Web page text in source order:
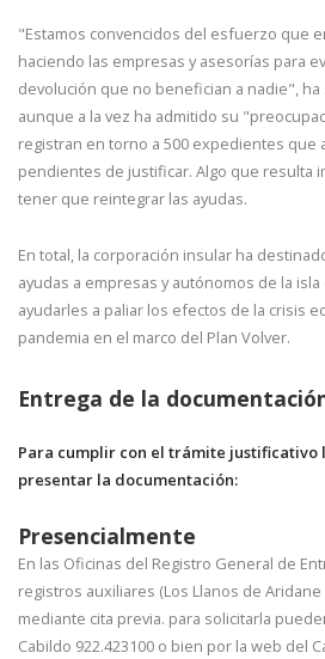
"Estamos convencidos del esfuerzo que
haciendo las empresas y asesorías para
devolución que no benefician a nadie",
aunque a la vez ha admitido su
registran en torno a 500 expedientes que
pendientes de justificar. Algo que resulta
tener que reintegrar las ayudas.
En total, la corporación insular ha
ayudas a empresas y autónomos de la
ayudarles a paliar los efectos de la crisis
pandemia en el marco del Plan Volver.
Entrega de la
Para cumplir con el trámite justificativo
presentar la documentación:
Presencialmente
En las Oficinas del Registro General de
registros auxiliares (Los Llanos de Aridane
mediante cita previa. para solicitarla
Cabildo 922.423100 o bien por la web del